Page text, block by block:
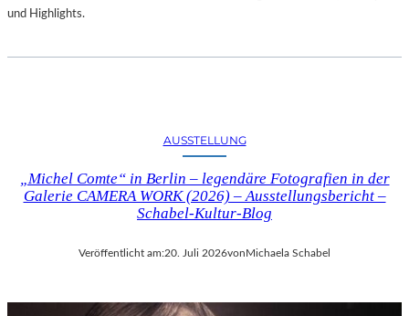
und Highlights.
AUSSTELLUNG
„Michel Comte“ in Berlin – legendäre Fotografien in der
Galerie CAMERA WORK (2026) – Ausstellungsbericht –
Schabel-Kultur-Blog
Veröffentlicht am:20. Juli 2026vonMichaela Schabel